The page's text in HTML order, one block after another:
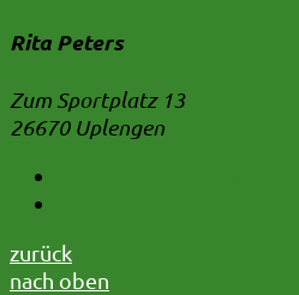
Rita Peters
Zum Sportplatz 13
26670 Uplengen
zurück
nach oben